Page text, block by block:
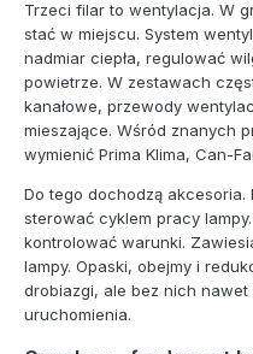
Trzeci filar to wentylacja. W
stać w miejscu. System
nadmiar ciepła, regulować
powietrze. W zestawach
kanałowe, przewody
mieszające. Wśród znanych
wymienić Prima Klima, Can-
Do tego dochodzą
sterować cyklem pracy
kontrolować warunki.
lampy. Opaski, obejmy i
drobiazgi, ale bez nich
uruchomienia.